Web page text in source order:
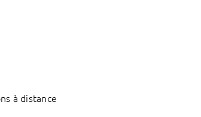
à distance